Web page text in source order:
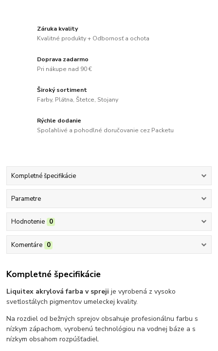
Záruka kvality
Kvalitné produkty + Odbornosť a ochota
Doprava zadarmo
Pri nákupe nad 90 €
Široký sortiment
Farby, Plátna, Štetce, Stojany
Rýchle dodanie
Spoľahlivé a pohodlné doručovanie cez Packetu
Kompletné špecifikácie
Parametre
Hodnotenie 0
Komentáre 0
Kompletné špecifikácie
Liquitex akrylová farba v spreji je vyrobená z vysoko
svetlostálych pigmentov umeleckej kvality.
Na rozdiel od bežných sprejov obsahuje profesionálnu farbu s
nízkym zápachom, vyrobenú technológiou na vodnej báze a s
nízkym obsahom rozpúšťadiel.